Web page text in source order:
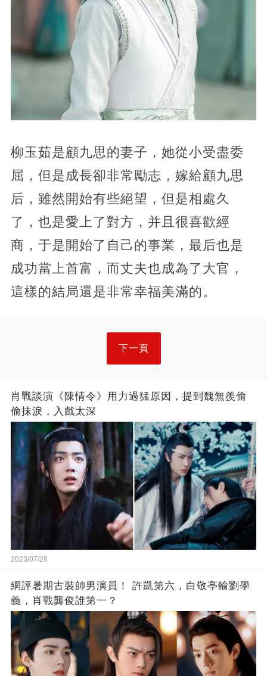
柳玉茹是顧九思的妻子，她從小受盡委
屈，但是成長卻非常勵志，嫁給顧九思
后，雖然開始有些絕望，但是相處久
了，也是愛上了對方，并且很喜歡經
商，于是開始了自己的事業，最后也是
成功當上首富，而丈夫也成為了大官，
這樣的結局還是非常幸福美滿的。
下一頁
肖戰談演《陳情令》用力過猛原因，提到魏無羨偷
偷抹淚，入戲太深
2023/07/26
網評暑期古裝帥男演員！ 許凱第六，白敬亭輸劉學
義，肖戰龔俊誰第一？